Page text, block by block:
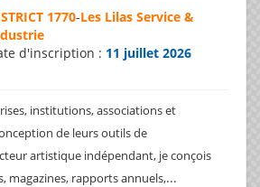
1770-Les Lilas Service &
d'inscription : 11 juillet 2026
institutions, associations et
de leurs outils de
artistique indépendant, je conçois
magazines, rapports annuels,...